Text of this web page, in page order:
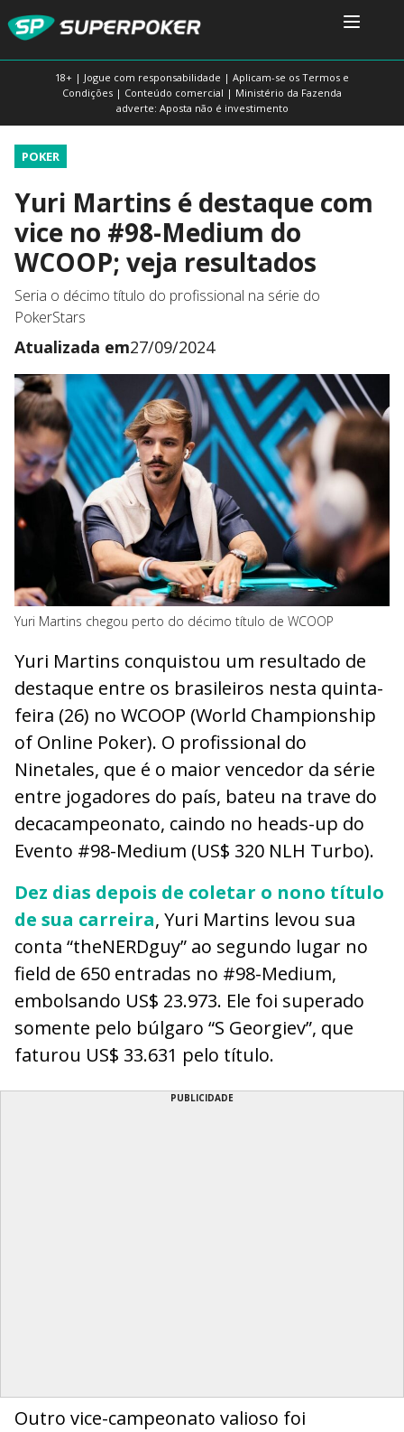
18+ | Jogue com responsabilidade | Aplicam-se os Termos e
Condições | Conteúdo comercial | Ministério da Fazenda
adverte: Aposta não é investimento
POKER
Yuri Martins é destaque com
vice no #98-Medium do
WCOOP; veja resultados
Seria o décimo título do profissional na série do
PokerStars
Atualizada em27/09/2024
Yuri Martins chegou perto do décimo título de WCOOP
Yuri Martins conquistou um resultado de
destaque entre os brasileiros nesta quinta-
feira (26) no WCOOP (World Championship
of Online Poker). O profissional do
Ninetales, que é o maior vencedor da série
entre jogadores do país, bateu na trave do
decacampeonato, caindo no heads-up do
Evento #98-Medium (US$ 320 NLH Turbo).
Dez dias depois de coletar o nono título
de sua carreira, Yuri Martins levou sua
conta “theNERDguy” ao segundo lugar no
field de 650 entradas no #98-Medium,
embolsando US$ 23.973. Ele foi superado
somente pelo búlgaro “S Georgiev”, que
faturou US$ 33.631 pelo título.
PUBLICIDADE
Outro vice-campeonato valioso foi